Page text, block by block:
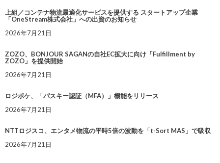
上組／コンテナ物流最適化サービスを提供する スタートアップ企業
「OneStream株式会社」への出資のお知らせ
2026年7月21日
ZOZO、BONJOUR SAGANの自社EC拡大に向け「Fulfillment by
ZOZO」を提供開始
2026年7月21日
ロジポケ、「パスキー認証（MFA）」機能をリリース
2026年7月21日
NTTロジスコ、エンタメ物流の平時5倍の波動を「t-Sort MAS」で吸収
2026年7月21日